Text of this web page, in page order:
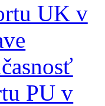
UK v
PU v